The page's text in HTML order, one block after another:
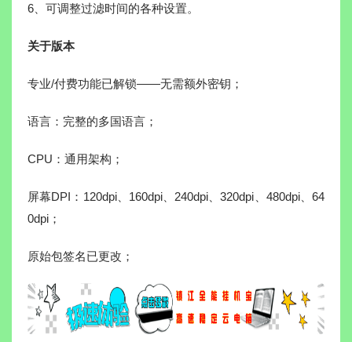
6、可调整过滤时间的各种设置。
关于版本
专业/付费功能已解锁——无需额外密钥；
语言：完整的多国语言；
CPU：通用架构；
屏幕DPI：120dpi、160dpi、240dpi、320dpi、480dpi、64
0dpi；
原始包签名已更改；